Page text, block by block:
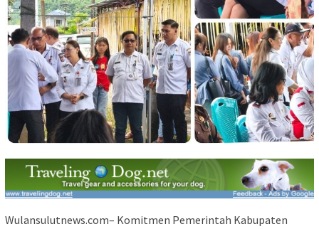
Wulansulutnews.com– Komitmen Pemerintah Kabupaten